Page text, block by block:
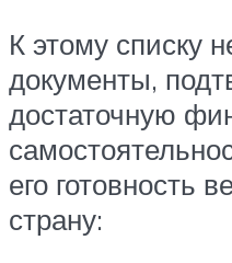
К этому списку
документы,
достаточную
его готовность
страну: